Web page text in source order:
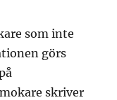
som inte
görs
skriver